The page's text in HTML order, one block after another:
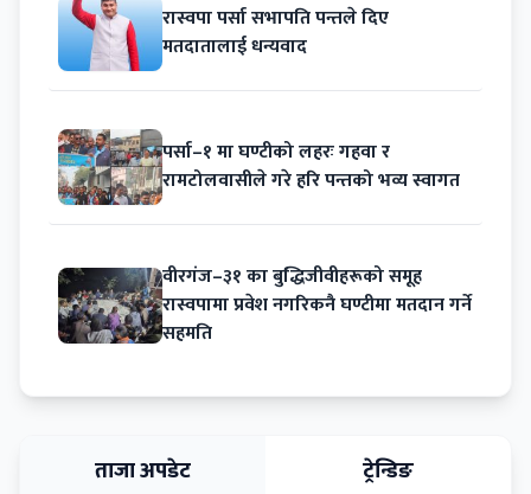
रास्वपा पर्सा सभापति पन्तले दिए
मतदातालाई धन्यवाद
पर्सा–१ मा घण्टीको लहरः गहवा र
रामटोलवासीले गरे हरि पन्तको भव्य स्वागत
वीरगंज–३१ का बुद्धिजीवीहरूको समूह
रास्वपामा प्रवेश नगरिकनै घण्टीमा मतदान गर्ने
सहमति
ताजा अपडेट ट्रेन्डिङ